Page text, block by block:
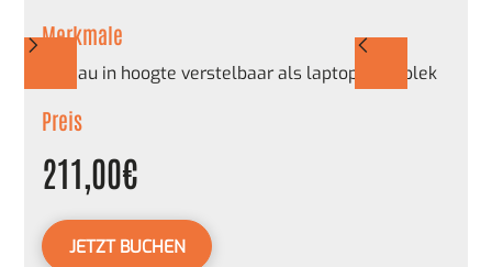
Merkmale
Bureau in hoogte verstelbaar als laptop-werkplek
Preis
211,00€
JETZT BUCHEN